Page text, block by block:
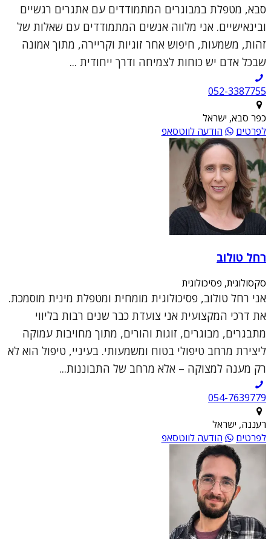
סבא, מטפלת במבוגרים המתמודדים עם אתגרים רגשיים
ובינאישיים. אני מלווה אנשים המתמודדים עם שאלות של
זהות, משמעות, חיפוש אחר זוגיות וקריירה, מתוך אמונה
שבכל אדם יש כוחות לצמיחה ודרך ייחודית ...
052-3387755
כפר סבא, ישראל
לפרטים
הודעה לווטסאפ
רחל טולוב
סקסולוגית, פסיכולוגית
אני רחל טולוב, פסיכולוגית מומחית ומטפלת מינית מוסמכת.
את דרכי המקצועית אני צועדת כבר שנים רבות בליווי
מתבגרים, מבוגרים, זוגות והורים, מתוך מחויבות עמוקה
ליצירת מרחב טיפולי בטוח ומשמעותי. בעיניי, טיפול הוא לא
רק מענה למצוקה – אלא מרחב של התבוננות...
054-7639779
רעננה, ישראל
לפרטים
הודעה לווטסאפ